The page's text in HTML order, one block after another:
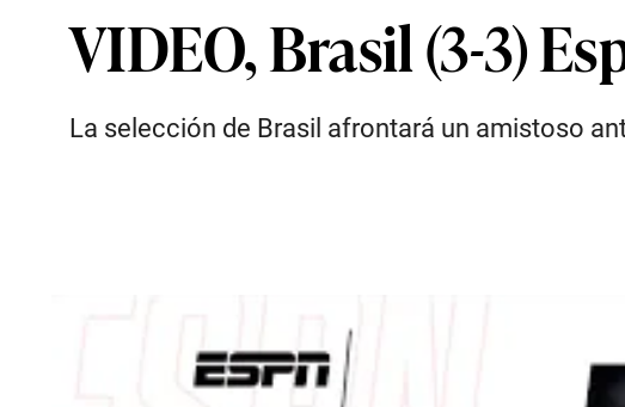
VIDEO, Brasil (3-3)
La selección de Brasil afrontará un amistoso